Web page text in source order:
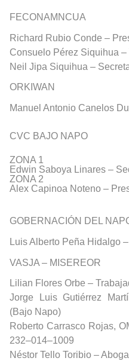
FECONAMNCUA
Richard Rubio Conde –
Consuelo Pérez Siquihua
Neil Jipa Siquihua –
ORKIWAN
Manuel Antonio Canelos
CVC BAJO NAPO
ZONA 1
Edwin Saboya Linares –
ZONA 2
Alex Capinoa Noteno –
GOBERNACIÓN DEL
Luis Alberto Peña Hidalgo
VASJA – MISEREOR
Lilian Flores Orbe –
Jorge Luis Gutiérrez
(Bajo Napo)
Roberto Carrasco Rojas,
232–014–1009
Néstor Tello Toribio –